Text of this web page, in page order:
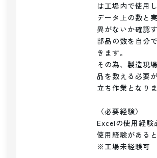
は工場内で使用
データ上の数と
異がないか確認
部品の数を自分
きます。
その為、製造現
品を数える必要
立ち作業となりま
〈必要経験〉
Excelの使用経験
使用経験があると
※工場未経験可